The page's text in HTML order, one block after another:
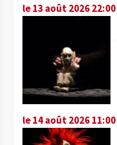
le 13 août 2026 22:00
le 14 août 2026 11:00